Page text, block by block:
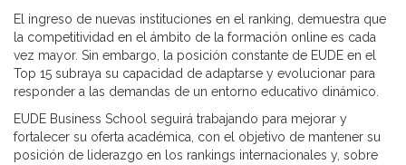
El ingreso de nuevas instituciones en el ranking, demuestra que
la competitividad en el ámbito de la formación online es cada
vez mayor. Sin embargo, la posición constante de EUDE en el
Top 15 subraya su capacidad de adaptarse y evolucionar para
responder a las demandas de un entorno educativo dinámico.
EUDE Business School seguirá trabajando para mejorar y
fortalecer su oferta académica, con el objetivo de mantener su
posición de liderazgo en los rankings internacionales y, sobre